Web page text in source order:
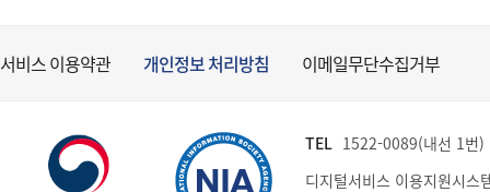
서비스 이용약관 개인정보 처리방침 이메일무단수집거부
TEL 1522-0089(내선 1번
디지털서비스 이용지원시스